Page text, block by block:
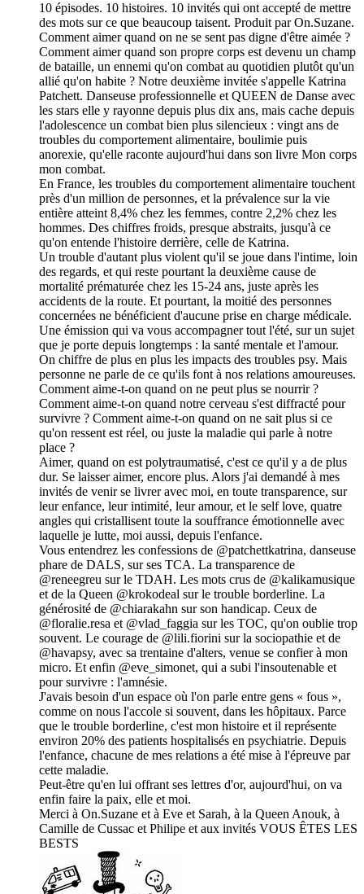
10 épisodes. 10 histoires. 10 invités qui ont accepté de mettre
des mots sur ce que beaucoup taisent. Produit par On.Suzane.
Comment aimer quand on ne se sent pas digne d'être aimée ?
Comment aimer quand son propre corps est devenu un champ
de bataille, un ennemi qu'on combat au quotidien plutôt qu'un
allié qu'on habite ? Notre deuxième invitée s'appelle Katrina
Patchett. Danseuse professionnelle et QUEEN de Danse avec
les stars elle y rayonne depuis plus dix ans, mais cache depuis
l'adolescence un combat bien plus silencieux : vingt ans de
troubles du comportement alimentaire, boulimie puis
anorexie, qu'elle raconte aujourd'hui dans son livre Mon corps
mon combat.
En France, les troubles du comportement alimentaire touchent
près d'un million de personnes, et la prévalence sur la vie
entière atteint 8,4% chez les femmes, contre 2,2% chez les
hommes. Des chiffres froids, presque abstraits, jusqu'à ce
qu'on entende l'histoire derrière, celle de Katrina.
Un trouble d'autant plus violent qu'il se joue dans l'intime, loin
des regards, et qui reste pourtant la deuxième cause de
mortalité prématurée chez les 15-24 ans, juste après les
accidents de la route. Et pourtant, la moitié des personnes
concernées ne bénéficient d'aucune prise en charge médicale.
Une émission qui va vous accompagner tout l'été, sur un sujet
que je porte depuis longtemps : la santé mentale et l'amour.
On chiffre de plus en plus les impacts des troubles psy. Mais
personne ne parle de ce qu'ils font à nos relations amoureuses.
Comment aime-t-on quand on ne peut plus se nourrir ?
Comment aime-t-on quand notre cerveau s'est diffracté pour
survivre ? Comment aime-t-on quand on ne sait plus si ce
qu'on ressent est réel, ou juste la maladie qui parle à notre
place ?
Aimer, quand on est polytraumatisé, c'est ce qu'il y a de plus
dur. Se laisser aimer, encore plus. Alors j'ai demandé à mes
invités de venir se livrer avec moi, en toute transparence, sur
leur enfance, leur intimité, leur amour, et le self love, quatre
angles qui cristallisent toute la souffrance émotionnelle avec
laquelle je lutte, moi aussi, depuis l'enfance.
Vous entendrez les confessions de @patchettkatrina, danseuse
phare de DALS, sur ses TCA. La transparence de
@reneegreu sur le TDAH. Les mots crus de @kalikamusique
et de la Queen @krokodeal sur le trouble borderline. La
générosité de @chiarakahn sur son handicap. Ceux de
@floralie.resa et @vlad_faggia sur les TOC, qu'on oublie trop
souvent. Le courage de @lili.fiorini sur la sociopathie et de
@havapsy, avec sa trentaine d'alters, venue se confier à mon
micro. Et enfin @eve_simonet, qui a subi l'insoutenable et
pour survivre : l'amnésie.
J'avais besoin d'un espace où l'on parle entre gens « fous »,
comme on nous l'accole si souvent, dans les hôpitaux. Parce
que le trouble borderline, c'est mon histoire et il représente
environ 20% des patients hospitalisés en psychiatrie. Depuis
l'enfance, chacune de mes relations a été mise à l'épreuve par
cette maladie.
Peut-être qu'en lui offrant ses lettres d'or, aujourd'hui, on va
enfin faire la paix, elle et moi.
Merci à On.Suzane et à Eve et Sarah, à la Queen Anouk, à
Camille de Cussac et Philipe et aux invités VOUS ÊTES LES
BESTS